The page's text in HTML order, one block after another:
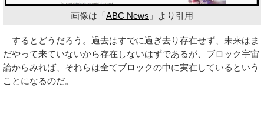
画像は「ABC News 」より引用
するとどうだろう。過去はすでに過ぎ去り存在せず、未来はま
だやって来ていないから存在しないはずであるが、ブロック宇宙
論からみれば、それらは全てブロックの中に実在しているという
ことになるのだ。